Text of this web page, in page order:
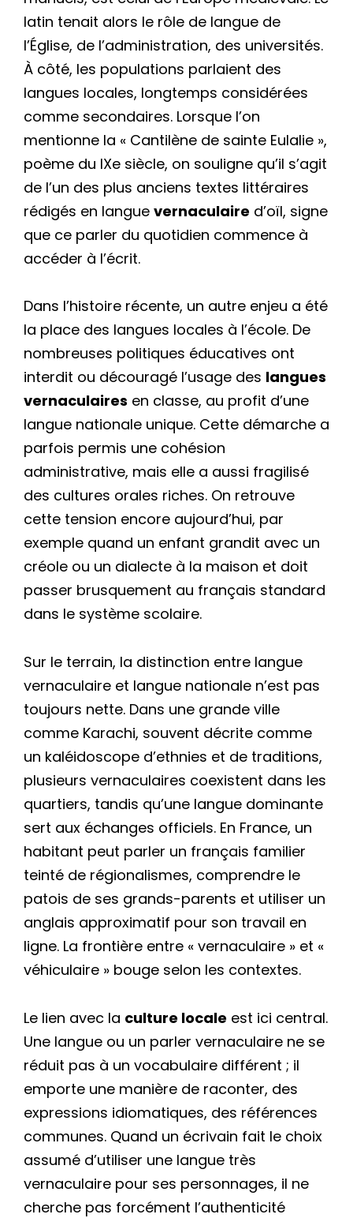
latin tenait alors le rôle de langue de
l’Église, de l’administration, des universités.
À côté, les populations parlaient des
langues locales, longtemps considérées
comme secondaires. Lorsque l’on
mentionne la « Cantilène de sainte Eulalie »,
poème du IXe siècle, on souligne qu’il s’agit
de l’un des plus anciens textes littéraires
rédigés en langue vernaculaire d’oïl, signe
que ce parler du quotidien commence à
accéder à l’écrit.
Dans l’histoire récente, un autre enjeu a été
la place des langues locales à l’école. De
nombreuses politiques éducatives ont
interdit ou découragé l’usage des langues
vernaculaires en classe, au profit d’une
langue nationale unique. Cette démarche a
parfois permis une cohésion
administrative, mais elle a aussi fragilisé
des cultures orales riches. On retrouve
cette tension encore aujourd’hui, par
exemple quand un enfant grandit avec un
créole ou un dialecte à la maison et doit
passer brusquement au français standard
dans le système scolaire.
Sur le terrain, la distinction entre langue
vernaculaire et langue nationale n’est pas
toujours nette. Dans une grande ville
comme Karachi, souvent décrite comme
un kaléidoscope d’ethnies et de traditions,
plusieurs vernaculaires coexistent dans les
quartiers, tandis qu’une langue dominante
sert aux échanges officiels. En France, un
habitant peut parler un français familier
teinté de régionalismes, comprendre le
patois de ses grands-parents et utiliser un
anglais approximatif pour son travail en
ligne. La frontière entre « vernaculaire » et «
véhiculaire » bouge selon les contextes.
Le lien avec la culture locale est ici central.
Une langue ou un parler vernaculaire ne se
réduit pas à un vocabulaire différent ; il
emporte une manière de raconter, des
expressions idiomatiques, des références
communes. Quand un écrivain fait le choix
assumé d’utiliser une langue très
vernaculaire pour ses personnages, il ne
cherche pas forcément l’authenticité